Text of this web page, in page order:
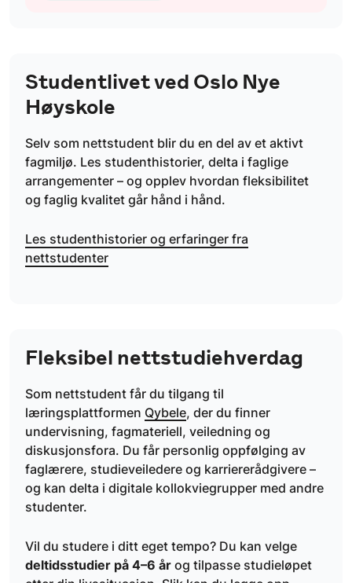
Studentlivet ved Oslo Nye
Høyskole
Selv som nettstudent blir du en del av et aktivt
fagmiljø. Les studenthistorier, delta i faglige
arrangementer – og opplev hvordan fleksibilitet
og faglig kvalitet går hånd i hånd.
Les studenthistorier og erfaringer fra
nettstudenter
Fleksibel nettstudiehverdag
Som nettstudent får du tilgang til
læringsplattformen Qybele, der du finner
undervisning, fagmateriell, veiledning og
diskusjonsfora. Du får personlig oppfølging av
faglærere, studieveiledere og karriererådgivere –
og kan delta i digitale kollokviegrupper med andre
studenter.
Vil du studere i ditt eget tempo? Du kan velge
deltidsstudier på 4–6 år og tilpasse studieløpet